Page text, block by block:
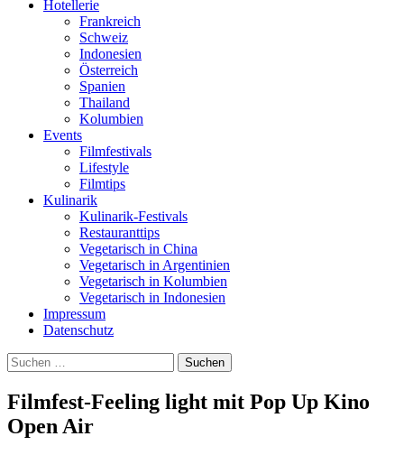
Hotellerie
Frankreich
Schweiz
Indonesien
Österreich
Spanien
Thailand
Kolumbien
Events
Filmfestivals
Lifestyle
Filmtips
Kulinarik
Kulinarik-Festivals
Restauranttips
Vegetarisch in China
Vegetarisch in Argentinien
Vegetarisch in Kolumbien
Vegetarisch in Indonesien
Impressum
Datenschutz
Suchen
nach:
Filmfest-Feeling light mit Pop Up Kino
Open Air